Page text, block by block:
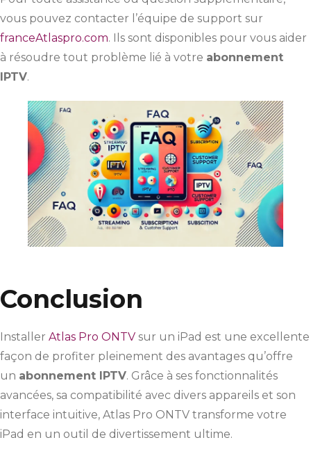
vous pouvez contacter l’équipe de support sur
franceAtlaspro.com. Ils sont disponibles pour vous aider
à résoudre tout problème lié à votre abonnement
IPTV.
Conclusion
Installer Atlas Pro ONTV sur un iPad est une excellente
façon de profiter pleinement des avantages qu’offre
un abonnement IPTV. Grâce à ses fonctionnalités
avancées, sa compatibilité avec divers appareils et son
interface intuitive, Atlas Pro ONTV transforme votre
iPad en un outil de divertissement ultime.